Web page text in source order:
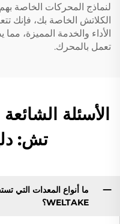
لنماذج المحركات الخاصة
الكلاتش الخاصة بك، فإنك
الأداء والخدمة المميزة،
تعمل بالمحرك.
تش:
ما أنواع المعدات التي
WELTAKE؟